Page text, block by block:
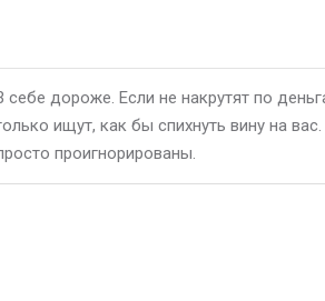
дороже. Если не накрутят по
ищут, как бы спихнуть вину на
проигнорированы.